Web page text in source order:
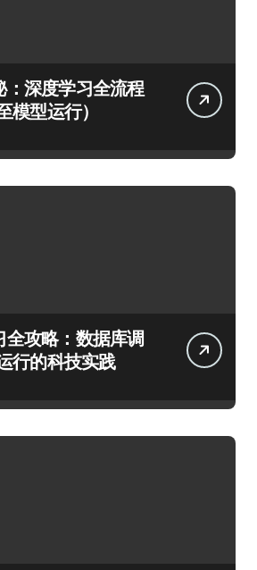
深度学习全流程
模型运行）
攻略：数据库调
行的科技实践